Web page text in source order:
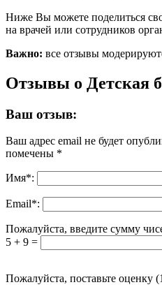
Ниже Вы можете поделиться
на врачей или сотрудников
Важно: все отзывы
Отзывы о Детская
Ваш отзыв:
Ваш адрес email не будет
помечены *
Имя*:
Email*:
Пожалуйста, введите сумму
5 + 9 =
Пожалуйста, поставьте оценку